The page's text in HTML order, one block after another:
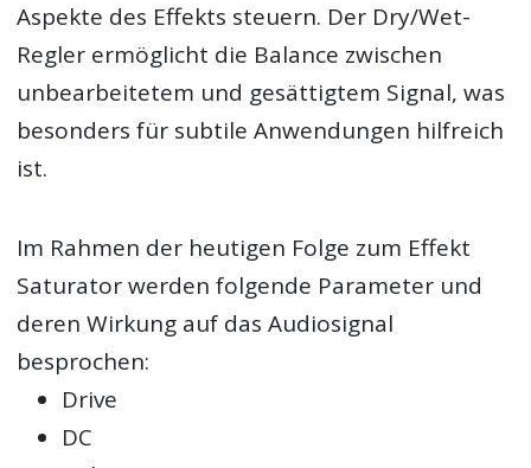
Aspekte des Effekts steuern. Der Dry/Wet-
Regler ermöglicht die Balance zwischen
unbearbeitetem und gesättigtem Signal, was
besonders für subtile Anwendungen hilfreich
ist.
Im Rahmen der heutigen Folge zum Effekt
Saturator werden folgende Parameter und
deren Wirkung auf das Audiosignal
besprochen:
Drive
DC